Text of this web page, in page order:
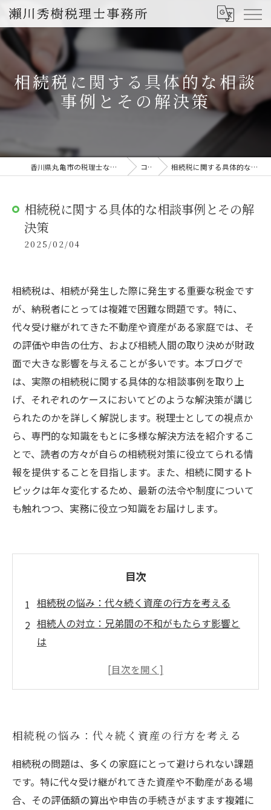
相続税に関する具体的な相談
事例とその解決策
香川県丸亀市の税理士なら瀨川秀樹税理士事務所 コラム 相続税に関する具体的な相談事例とその解決策
相続税に関する具体的な相談事例とその解
決策
2025/02/04
相続税は、相続が発生した際に発生する重要な税金です
が、納税者にとっては複雑で困難な問題です。特に、
代々受け継がれてきた不動産や資産がある家庭では、そ
の評価や申告の仕方、および相続人間の取り決めが財政
面で大きな影響を与えることが多いです。本ブログで
は、実際の相続税に関する具体的な相談事例を取り上
げ、それぞれのケースにおいてどのような解決策が講じ
られたのかを詳しく解説します。税理士としての視点か
ら、専門的な知識をもとに多様な解決方法を紹介するこ
とで、読者の方々が自らの相続税対策に役立てられる情
報を提供することを目指します。また、相続に関するト
ピックは年々変化するため、最新の法令や制度について
も触れつつ、実務に役立つ知識をお届けします。
目次
相続税の悩み：代々続く資産の行方を考える
相続人の対立：兄弟間の不和がもたらす影響と
は
実際の相談事例に学ぶ：相続税の評価と申告の
最新法令の影響：変化する相続税対策の必要性
相続税対策を見直す：成功事例から学ぶ教訓
未来を見据えて：家族を守るための相続税の基
本知識
相続税の悩み：代々続く資産の行方を考える
相続税の問題は、多くの家庭にとって避けられない課題
です。特に代々受け継がれてきた資産や不動産がある場
合、その評価額の算出や申告の手続きがますます複雑に